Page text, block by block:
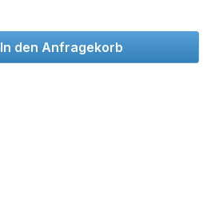
In den Anfragekorb